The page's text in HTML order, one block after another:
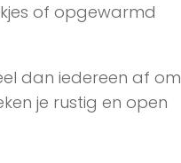
of opgewarmd
dan iedereen af om
je rustig en open